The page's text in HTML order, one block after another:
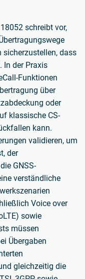
schreibt vor,
sicherzustellen, dass
In der Praxis
Funktionen
über
oder
klassische CS-
kann.
validieren, um
der
GNSS-
verständliche
Voice over
sowie
müssen
Übergaben
gleichzeitig die